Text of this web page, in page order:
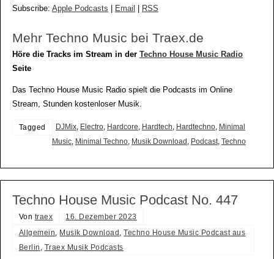
Subscribe: Apple Podcasts Email RSS
Mehr Techno Music bei Traex.de
Höre die Tracks im Stream in der Techno House Music Radio
Seite
Das Techno House Music Radio spielt die Podcasts im Online
Stream, Stunden kostenloser Musik.
Tagged DJMix, Electro, Hardcore Hardtech Hardtechno, Minimal
Music, Minimal Techno, Musik Download Podcast, Techno
Techno House Music Podcast No. 447
Von traex
16. Dezember 2023
Allgemein, Musik Download ,Techno House Music Podcast aus
Berlin , Traex Musik Podcasts